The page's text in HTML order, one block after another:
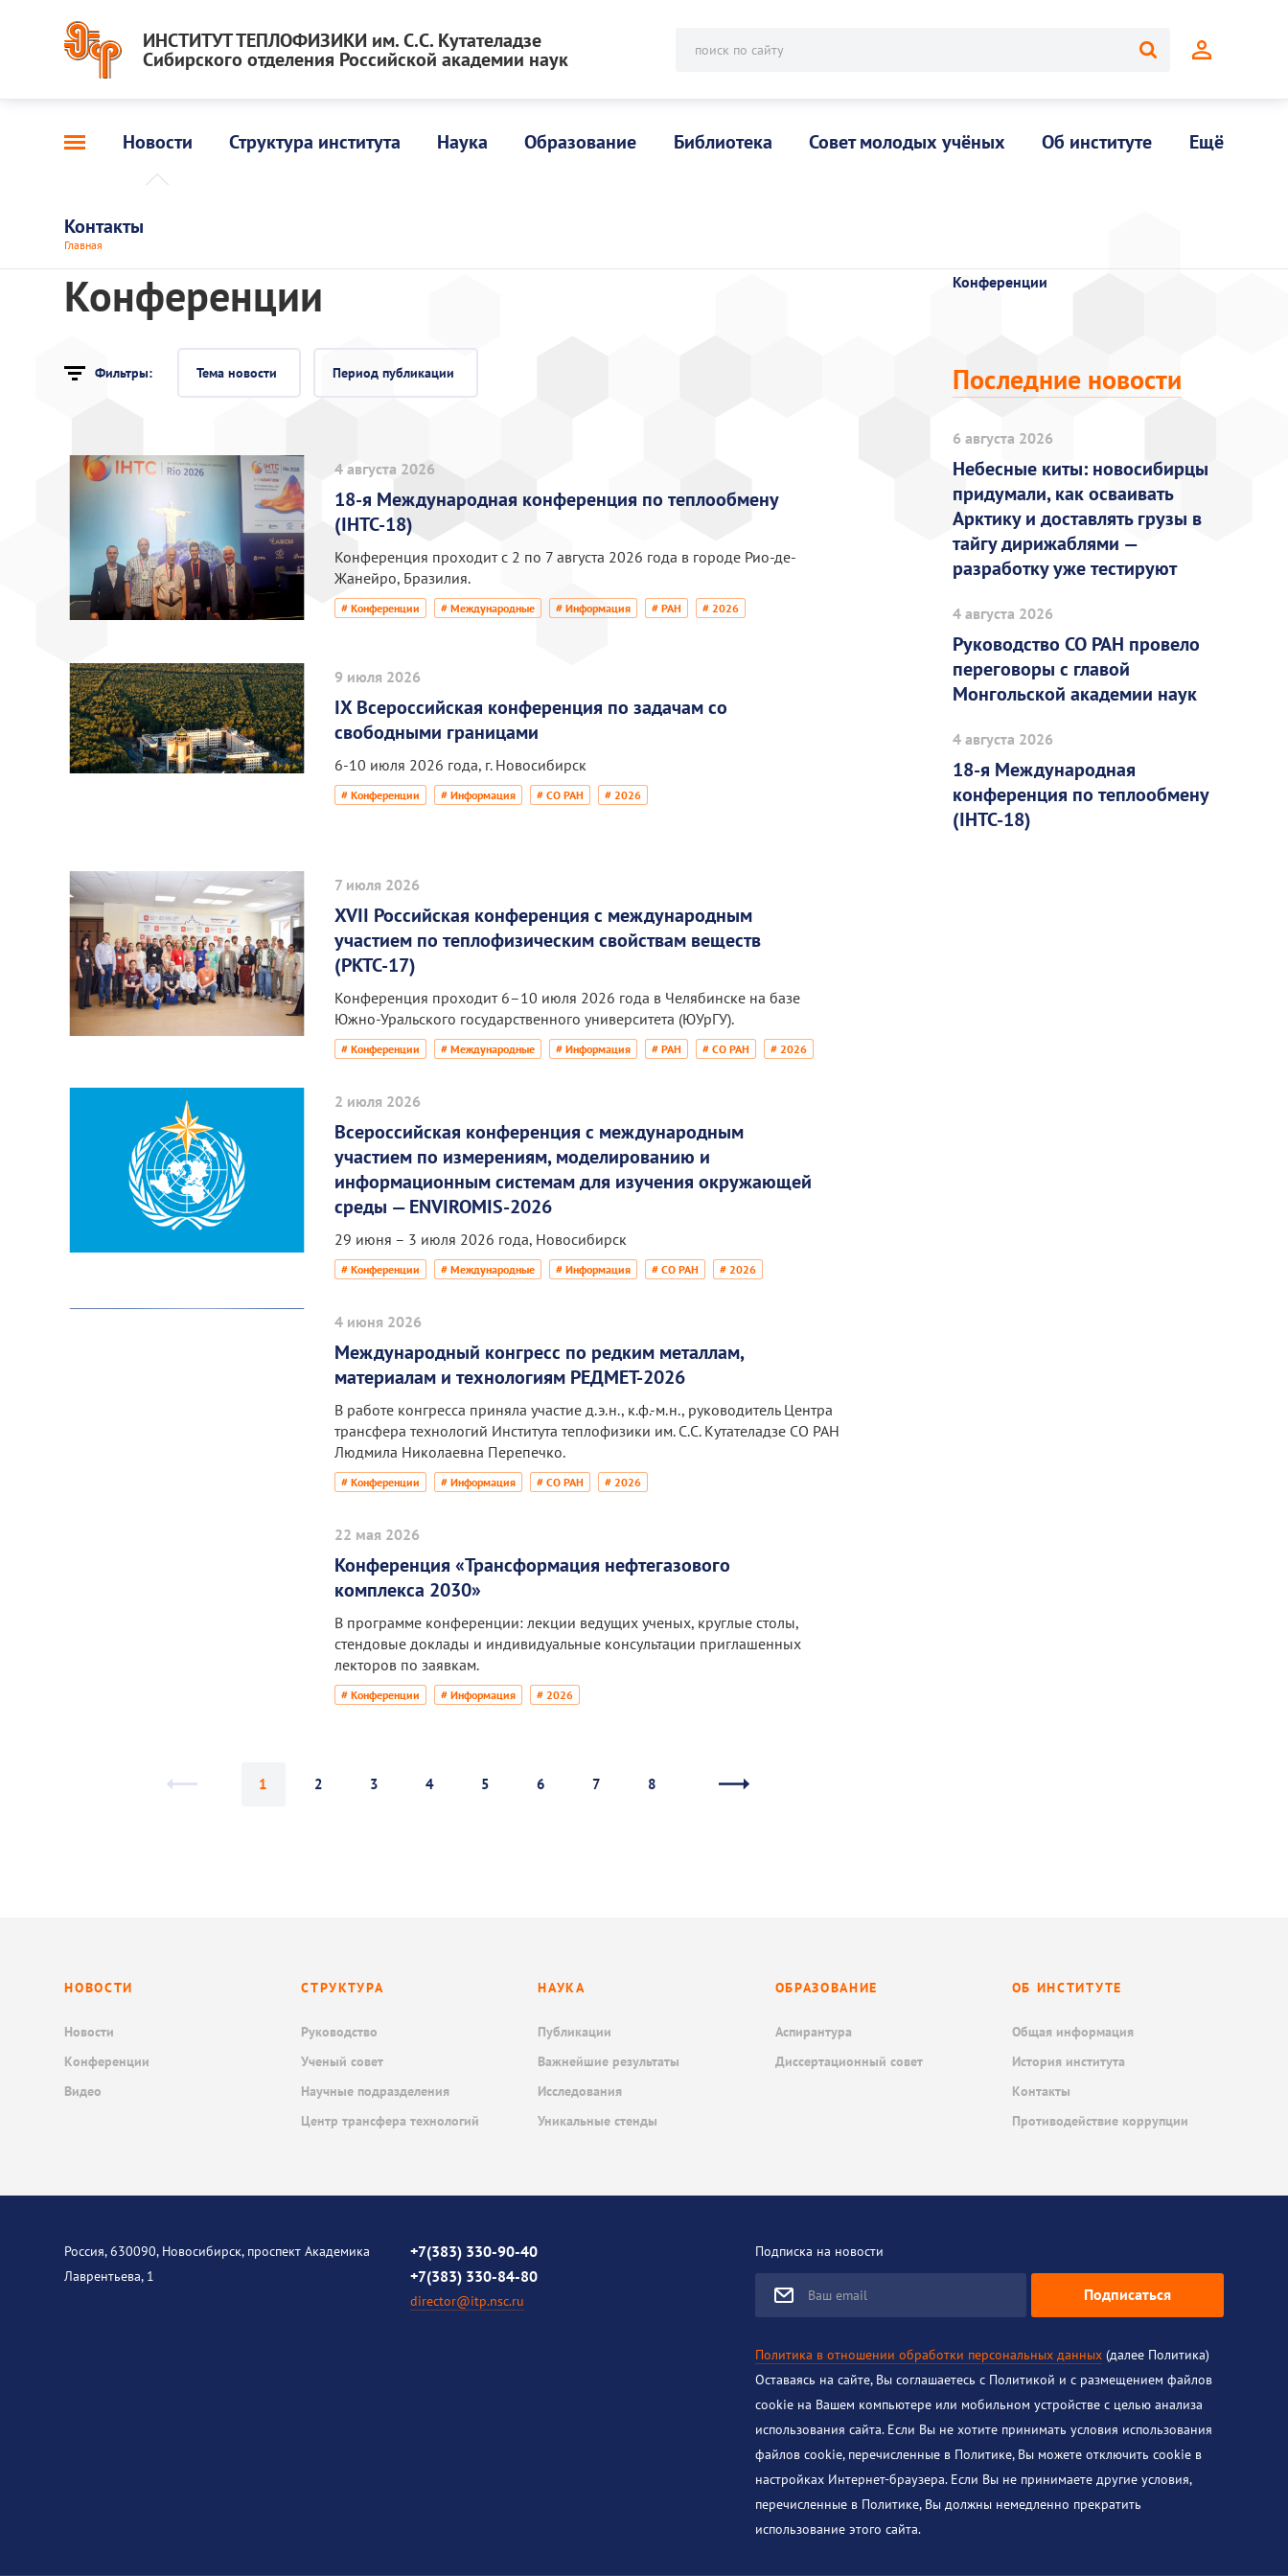
ИНСТИТУТ ТЕПЛОФИЗИКИ им. С.С. Кутателадзе
Сибирского отделения Российской академии наук поиск по сайту
Новости Структура института Наука Образование Библиотека Совет молодых учёных Об институте Ещё
Контакты
Главная
Конференции
Фильтры: Тема новости Период публикации
4 августа 2026
18-я Международная конференция по теплообмену
(IHTC-18)
Конференция проходит с 2 по 7 августа 2026 года в городе Рио-де-
Жанейро, Бразилия.
# Конференции # Международные # Информация # РАН # 2026
9 июля 2026
IX Всероссийская конференция по задачам со
свободными границами
6-10 июля 2026 года, г. Новосибирск
# Конференции # Информация # СО РАН # 2026
7 июля 2026
XVII Российская конференция с международным
участием по теплофизическим свойствам веществ
(РКТС-17)
Конференция проходит 6–10 июля 2026 года в Челябинске на базе
Южно-Уральского государственного университета (ЮУрГУ).
# Конференции # Международные # Информация # РАН # СО РАН # 2026
2 июля 2026
Всероссийская конференция с международным
участием по измерениям, моделированию и
информационным системам для изучения окружающей
среды — ENVIROMIS-2026
29 июня – 3 июля 2026 года, Новосибирск
# Конференции # Международные # Информация # СО РАН # 2026
4 июня 2026
Международный конгресс по редким металлам,
материалам и технологиям РЕДМЕТ-2026
В работе конгресса приняла участие д.э.н., к.ф.-м.н., руководитель Центра
трансфера технологий Института теплофизики им. С.С. Кутателадзе СО РАН
Людмила Николаевна Перепечко.
# Конференции # Информация # СО РАН # 2026
22 мая 2026
Конференция «Трансформация нефтегазового
комплекса 2030»
В программе конференции: лекции ведущих ученых, круглые столы,
стендовые доклады и индивидуальные консультации приглашенных
лекторов по заявкам.
# Конференции # Информация # 2026
1 2 3 4 5 6 7 8
Конференции
Последние новости
6 августа 2026
Небесные киты: новосибирцы
придумали, как осваивать
Арктику и доставлять грузы в
тайгу дирижаблями —
разработку уже тестируют
4 августа 2026
Руководство СО РАН провело
переговоры с главой
Монгольской академии наук
4 августа 2026
18-я Международная
конференция по теплообмену
(IHTC-18)
НОВОСТИ
Новости
Конференции
Видео
СТРУКТУРА
Руководство
Ученый совет
Научные подразделения
Центр трансфера технологий
НАУКА
Публикации
Важнейшие результаты
Исследования
Уникальные стенды
ОБРАЗОВАНИЕ
Аспирантура
Диссертационный совет
ОБ ИНСТИТУТЕ
Общая информация
История института
Контакты
Противодействие коррупции
Россия, 630090, Новосибирск, проспект Академика
Лаврентьева, 1
+7(383) 330-90-40
+7(383) 330-84-80
director@itp.nsc.ru
Подписка на новости
Ваш email Подписаться
Политика в отношении обработки персональных данных(далее Политика)
Оставаясь на сайте, Вы соглашаетесь с Политикой и с размещением файлов
cookie на Вашем компьютере или мобильном устройстве с целью анализа
использования сайта. Если Вы не хотите принимать условия использования
файлов cookie, перечисленные в Политике, Вы можете отключить cookie в
настройках Интернет-браузера. Если Вы не принимаете другие условия,
перечисленные в Политике, Вы должны немедленно прекратить
использование этого сайта.